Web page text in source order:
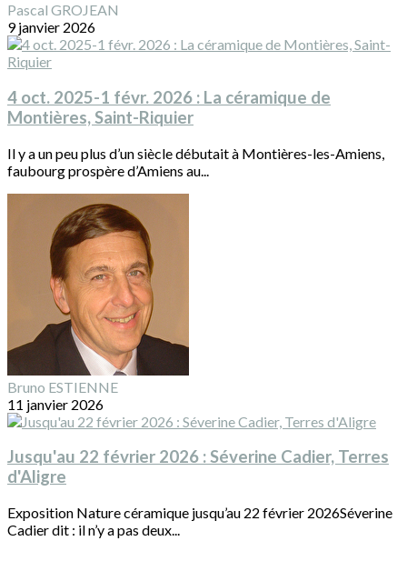
Pascal GROJEAN
9 janvier 2026
4 oct. 2025-1 févr. 2026 : La céramique de
Montières, Saint-Riquier
Il y a un peu plus d’un siècle débutait à Montières-les-Amiens,
faubourg prospère d’Amiens au...
Bruno ESTIENNE
11 janvier 2026
Jusqu'au 22 février 2026 : Séverine Cadier, Terres
d'Aligre
Exposition Nature céramique jusqu’au 22 février 2026Séverine
Cadier dit : il n’y a pas deux...